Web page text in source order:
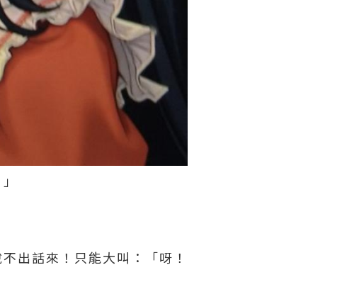
出話來！只能大叫：「呀！